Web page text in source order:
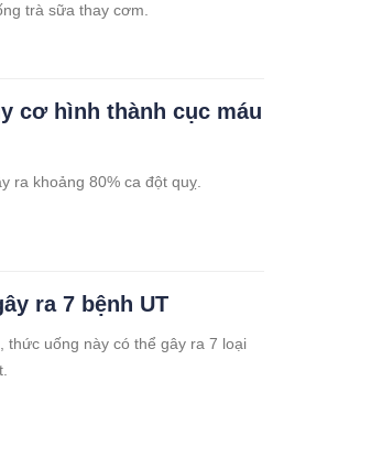
trà sữa thay cơm.
cơ hình thành cục máu
ra khoảng 80% ca đột quỵ.
ra 7 bệnh UT
uống này có thể gây ra 7 loại